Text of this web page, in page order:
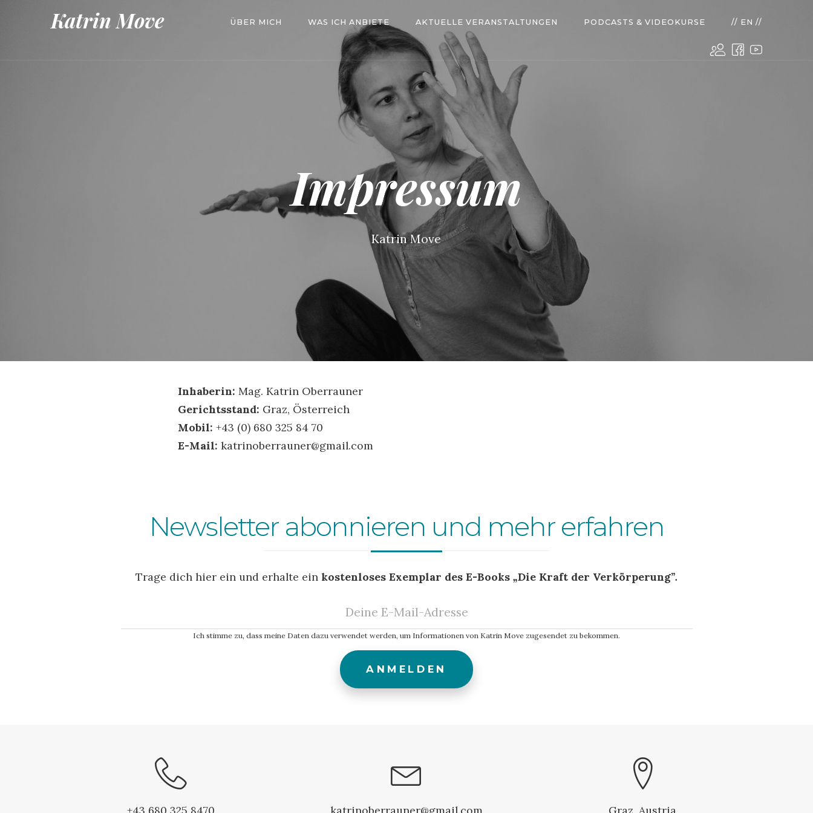
Katrin Move ÜBER MICH WAS ICH ANBIETE AKTUELLE VERANSTALTUNGEN PODCASTS & VIDEOKURSE // EN //
Impressum
Katrin Move
Inhaberin: Mag. Katrin Oberrauner
Gerichtsstand: Graz, Österreich
Mobil:+43 (0) 680 325 84 70
E-Mail:katrinoberrauner@gmail.com
Newsletter abonnieren und mehr erfahren
Trage dich hier ein und erhalte ein kostenloses Exemplar des E-Books „Die Kraft der Verkörperung”.
Ich stimme zu, dass meine Daten dazu verwendet werden, um Informationen von Katrin Move zugesendet zu bekommen.